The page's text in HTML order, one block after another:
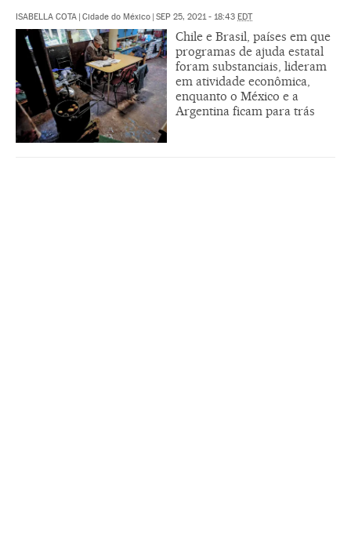
ISABELLA COTA | Cidade do México | SEP 25, 2021 - 18:43 EDT
Chile e Brasil, países em que
programas de ajuda estatal
foram substanciais, lideram
em atividade econômica,
enquanto o México e a
Argentina ficam para trás